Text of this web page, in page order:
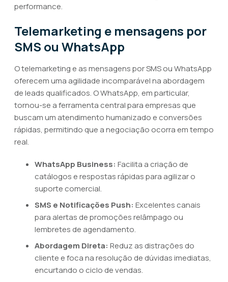
performance.
Telemarketing e mensagens por
SMS ou WhatsApp
O telemarketing e as mensagens por SMS ou WhatsApp
oferecem uma agilidade incomparável na abordagem
de leads qualificados. O WhatsApp, em particular,
tornou-se a ferramenta central para empresas que
buscam um atendimento humanizado e conversões
rápidas, permitindo que a negociação ocorra em tempo
real.
WhatsApp Business: Facilita a criação de
catálogos e respostas rápidas para agilizar o
suporte comercial.
SMS e Notificações Push: Excelentes canais
para alertas de promoções relâmpago ou
lembretes de agendamento.
Abordagem Direta: Reduz as distrações do
cliente e foca na resolução de dúvidas imediatas,
encurtando o ciclo de vendas.